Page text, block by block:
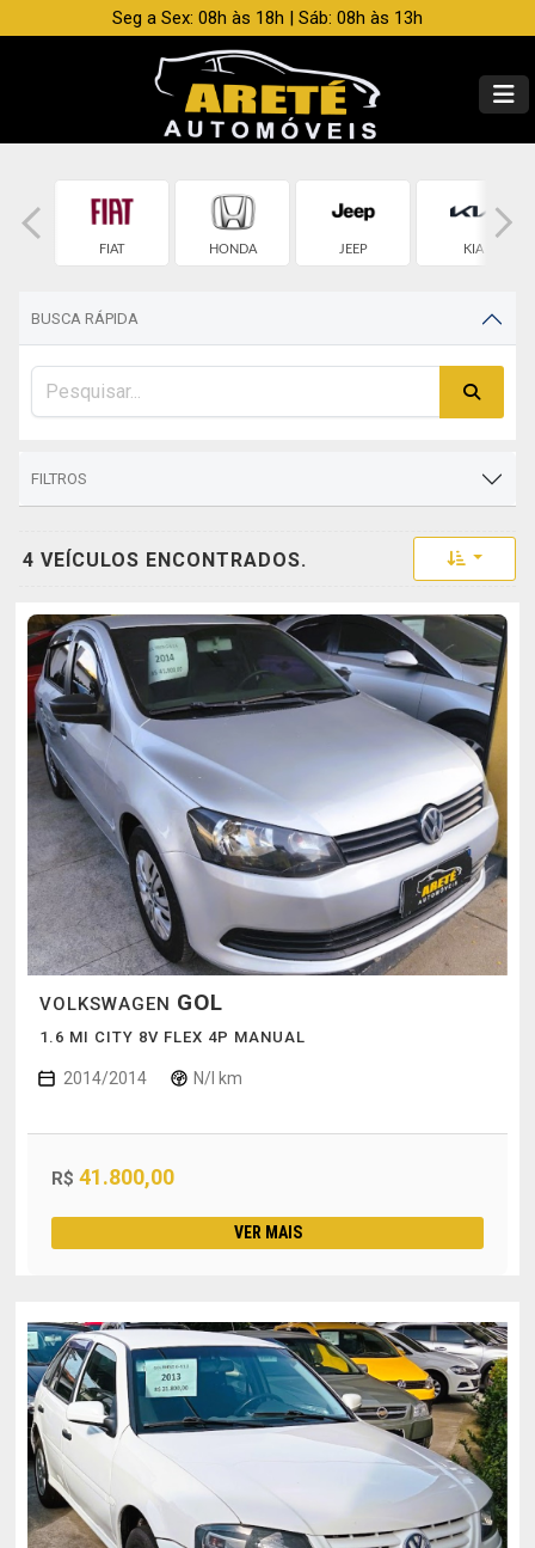
Seg a Sex: 08h às 18h | Sáb: 08h às 13h
FIAT HONDA JEEP KIA
BUSCA RÁPIDA
FILTROS
4 VEÍCULOS ENCONTRADOS. Toggle
VOLKSWAGEN GOL
1.6 MI CITY 8V FLEX 4P MANUAL
2014/2014 N/I km
R$ 41.800,00
VER MAIS